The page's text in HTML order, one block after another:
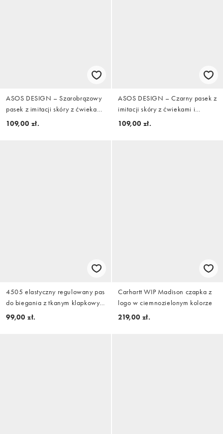
ASOS DESIGN – Szarobrązowy
pasek z imitacji skóry z ćwiekami
i klamrą z efektem stopienia
109,00 zł.
ASOS DESIGN – Czarny pasek z
imitacji skóry z ćwiekami i
klamrą w kowbojskim stylu
109,00 zł.
4505 elastyczny regulowany pas
do biegania z tkanym klapkowym
zapięciem i kieszonką na klucze
99,00 zł.
Carhartt WIP Madison czapka z
logo w ciemnozielonym kolorze
219,00 zł.